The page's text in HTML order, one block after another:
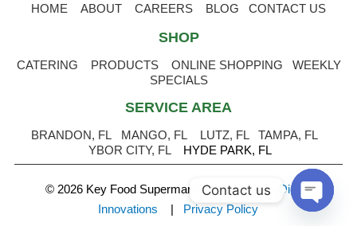
HOME ABOUT CAREERS BLOG CONTACT US
SHOP
CATERING PRODUCTS ONLINE SHOPPING
WEEKLY
SPECIALS
SERVICE AREA
BRANDON, FL MANGO, FL LUTZ, FL
TAMPA, FL
YBOR CITY, FL
HYDE PARK, FL
© 2026 Key Food Supermarket.Powered by Digital
Innovations | Privacy Policy
Contact us